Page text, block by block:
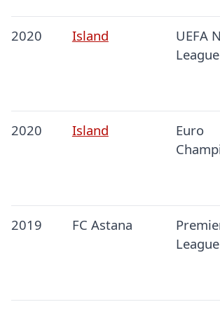
2020 Island
UEFA
League
2020 Island
Euro
2019 FC Astana
League